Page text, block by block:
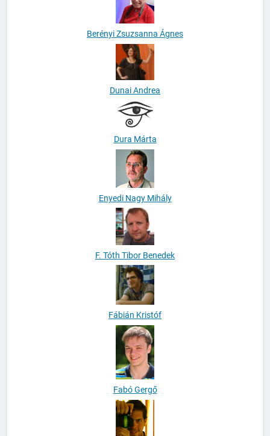
Berényi Zsuzsanna Ágnes
Dunai Andrea
Dura Márta
Enyedi Nagy Mihály
F. Tóth Tibor Benedek
Fábián Kristóf
Fabó Gergő